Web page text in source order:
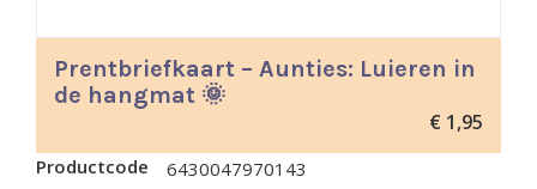
Prentbriefkaart – Aunties: Luieren in
de hangmat 🌞
€ 1,95
Productcode 6430047970143